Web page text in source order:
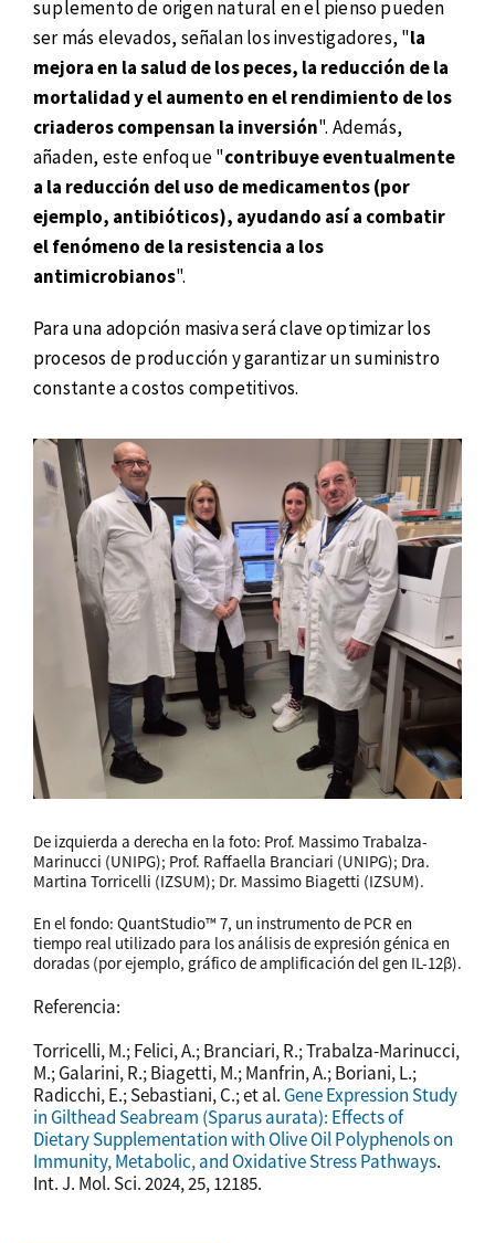
suplemento de origen natural en el pienso pueden
ser más elevados, señalan los investigadores, "la
mejora en la salud de los peces, la reducción de la
mortalidad y el aumento en el rendimiento de los
criaderos compensan la inversión". Además,
añaden, este enfoque "contribuye eventualmente
a la reducción del uso de medicamentos (por
ejemplo, antibióticos), ayudando así a combatir
el fenómeno de la resistencia a los
antimicrobianos".
Para una adopción masiva será clave optimizar los
procesos de producción y garantizar un suministro
constante a costos competitivos.
De izquierda a derecha en la foto: Prof. Massimo Trabalza-
Marinucci (UNIPG); Prof. Raffaella Branciari (UNIPG); Dra.
Martina Torricelli (IZSUM); Dr. Massimo Biagetti (IZSUM).
En el fondo: QuantStudio™ 7, un instrumento de PCR en
tiempo real utilizado para los análisis de expresión génica en
doradas (por ejemplo, gráfico de amplificación del gen IL-12β).
Referencia:
Torricelli, M.; Felici, A.; Branciari, R.; Trabalza-Marinucci,
M.; Galarini, R.; Biagetti, M.; Manfrin, A.; Boriani, L.;
Radicchi, E.; Sebastiani, C.; et al. Gene Expression Study
in Gilthead Seabream (Sparus aurata): Effects of
Dietary Supplementation with Olive Oil Polyphenols on
Immunity, Metabolic, and Oxidative Stress Pathways.
Int. J. Mol. Sci. 2024, 25, 12185.